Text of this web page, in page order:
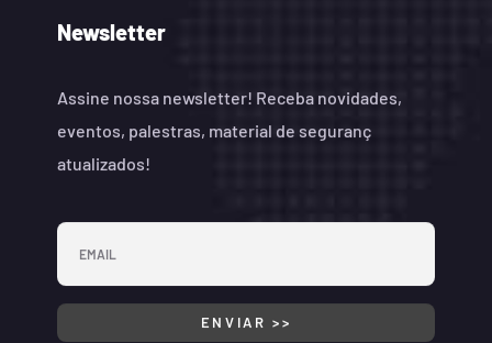
Newsletter
Assine nossa newsletter! Receba novidades,
eventos, palestras, material de seguranç
atualizados!